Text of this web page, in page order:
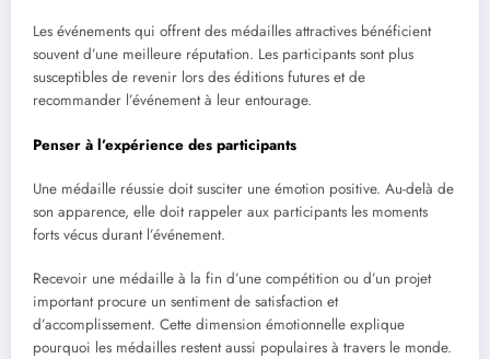
Les événements qui offrent des médailles attractives bénéficient
souvent d’une meilleure réputation. Les participants sont plus
susceptibles de revenir lors des éditions futures et de
recommander l’événement à leur entourage.
Penser à l’expérience des participants
Une médaille réussie doit susciter une émotion positive. Au-delà de
son apparence, elle doit rappeler aux participants les moments
forts vécus durant l’événement.
Recevoir une médaille à la fin d’une compétition ou d’un projet
important procure un sentiment de satisfaction et
d’accomplissement. Cette dimension émotionnelle explique
pourquoi les médailles restent aussi populaires à travers le monde.